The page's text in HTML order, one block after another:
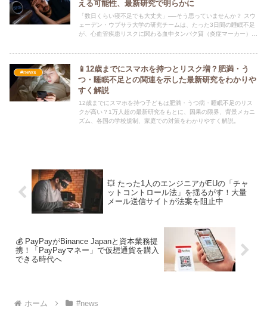
える可能性、最新研究で明らかに
「数日くらい寝不足でも大丈夫」──そう思っていませんか？ スウ
ェーデン・ウプサラ大学の研究チームは、たった3日間の睡眠不足
が、心血管疾患リスクに関わる血中タンパク質（炎症マーカー）を
#news
📱12歳までにスマホを持つとリスク増？肥満・う
つ・睡眠不足との関連を示した最新研究をわかりや
すく解説
12歳までにスマホを持つ子どもは肥満・うつ病・睡眠不足のリス
クが高い？1万人超の最新研究をもとに、因果の限界、背景メカニ
ズム、各国の学校規制、家庭での対策をわかりやすく解説。
💥 たった1人のエンジニアがEUの「チャ
ットコントロール法」を揺るがす！大量
メール送信サイトが法案を阻止中
💰 PayPayがBinance Japanと資本業務提
携！「PayPayマネー」で仮想通貨を購入
できる時代へ
ホーム #news